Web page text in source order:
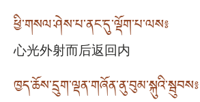
ཕྱི་གསལ་ཤེས་པ་ནང་དུ་ལྡོག་པ་ལས༔
心光外射而后返回内
ཁྱད་ཆོས་དྲུག་ལྡན་གཞོན་ནུ་བུམ་སྐུའི་སྦུབས༔